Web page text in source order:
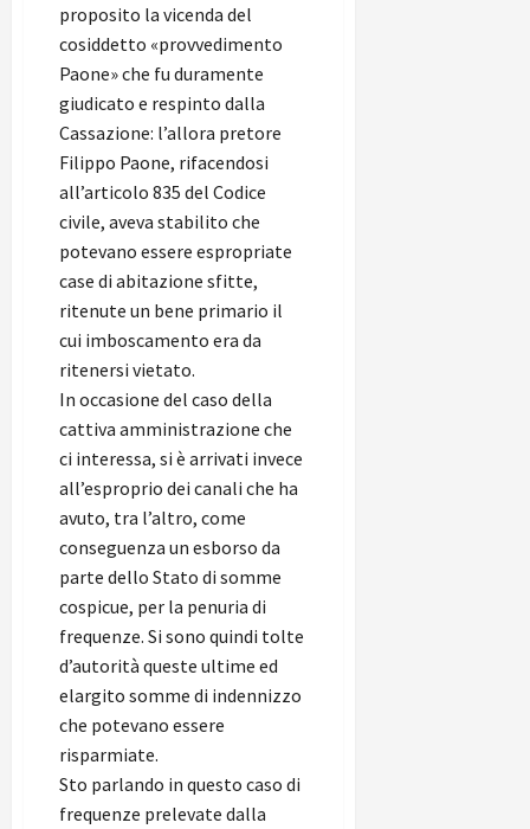
proposito la vicenda del
cosiddetto «provvedimento
Paone» che fu duramente
giudicato e respinto dalla
Cassazione: l’allora pretore
Filippo Paone, rifacendosi
all’articolo 835 del Codice
civile, aveva stabilito che
potevano essere espropriate
case di abitazione sfitte,
ritenute un bene primario il
cui imboscamento era da
ritenersi vietato.
In occasione del caso della
cattiva amministrazione che
ci interessa, si è arrivati invece
all’esproprio dei canali che ha
avuto, tra l’altro, come
conseguenza un esborso da
parte dello Stato di somme
cospicue, per la penuria di
frequenze. Si sono quindi tolte
d’autorità queste ultime ed
elargito somme di indennizzo
che potevano essere
risparmiate.
Sto parlando in questo caso di
frequenze prelevate dalla